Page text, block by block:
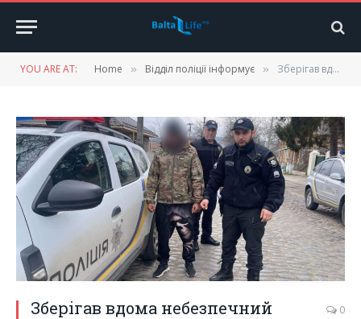
YOU ARE AT: Home » Відділ поліції інформує » Зберігав вдома небезпечний арсенал
Зберігав вдома небезпечний
0